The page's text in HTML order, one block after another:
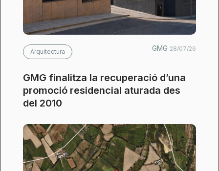
Arquitectura GMG 28/07/26
GMG finalitza la recuperació d’una
promoció residencial aturada des
del 2010